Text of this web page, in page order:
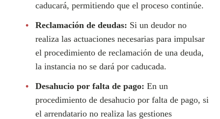
caducará, permitiendo que el proceso continúe.
Reclamación de deudas: Si un deudor no
realiza las actuaciones necesarias para impulsar
el procedimiento de reclamación de una deuda,
la instancia no se dará por caducada.
Desahucio por falta de pago: En un
procedimiento de desahucio por falta de pago, si
el arrendatario no realiza las gestiones